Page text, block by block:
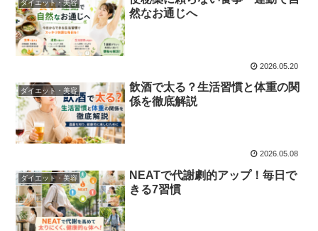
ダイエット・美容
然なお通じへ
2026.05.20
ダイエット・美容
飲酒で太る？生活習慣と体重の関
係を徹底解説
2026.05.08
ダイエット・美容
NEATで代謝劇的アップ！毎日で
きる7習慣